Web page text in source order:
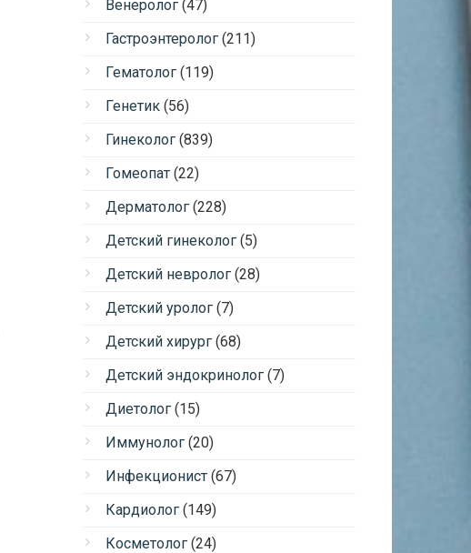
Венеролог (47)
Гастроэнтеролог (211)
Гематолог (119)
Генетик (56)
Гинеколог (839)
Гомеопат (22)
Дерматолог (228)
Детский гинеколог (5)
Детский невролог (28)
Детский уролог (7)
Детский хирург (68)
Детский эндокринолог (7)
Диетолог (15)
Иммунолог (20)
Инфекционист (67)
Кардиолог (149)
Косметолог (24)